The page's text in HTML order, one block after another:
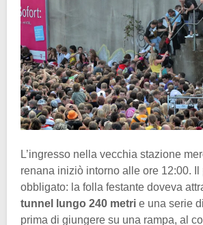
L’ingresso nella vecchia stazione
renana iniziò intorno alle ore 12:00. Il
obbligato: la folla festante doveva
tunnel lungo 240 metri e una serie
prima di giungere su una rampa, al